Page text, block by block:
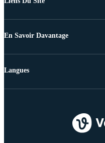
En Savoir Davantage
Langues